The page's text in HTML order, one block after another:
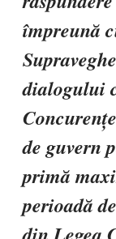
împreună
dialogului
de guvern
primă
perioadă